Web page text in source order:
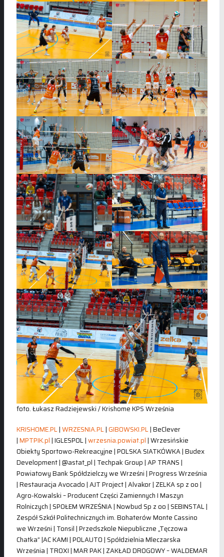
foto. Łukasz Radziejewski / Krishome KPS Września
KRISHOME.PL|WRZESNIA.PL|GIBOWSKI.PL| BeClever
|MPTPIK.pl| IGLESPOL |wrzesnia.powiat.pl| Wrzesińskie
Obiekty Sportowo-Rekreacyjne | POLSKA SIATKÓWKA | Budex
Development | @astat_pl | Techpak Group | AP TRANS |
Powiatowy Bank Spółdzielczy we Wrześni | Progress Września
| Restauracja Avocado | AJT Project | Alvakor | ZELKA sp z oo |
Agro-Kowalski – Producent Części Zamiennych I Maszyn
Rolniczych | SPOŁEM WRZEŚNIA | Nowbud Sp z oo | SEBINSTAL |
Zespół Szkół Politechnicznych im. Bohaterów Monte Cassino
we Wrześni | Tonsil | Przedszkole Niepubliczne „Tęczowa
Chatka” |AC KAMI | POLAUTO | Spółdzielnia Mleczarska
Września | TROXI | MAR PAK | ZAKŁAD DROGOWY – WALDEMAR